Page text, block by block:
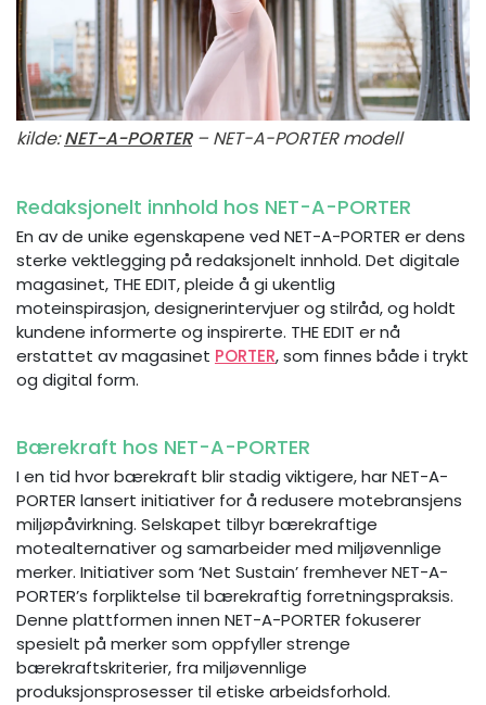
kilde:NET-A-PORTER– NET-A-PORTER modell
Redaksjonelt innhold hos NET-A-PORTER
En av de unike egenskapene ved NET-A-PORTER er dens
sterke vektlegging på redaksjonelt innhold. Det digitale
magasinet, THE EDIT, pleide å gi ukentlig
moteinspirasjon, designerintervjuer og stilråd, og holdt
kundene informerte og inspirerte. THE EDIT er nå
erstattet av magasinet PORTER, som finnes både i trykt
og digital form.
Bærekraft hos NET-A-PORTER
I en tid hvor bærekraft blir stadig viktigere, har NET-A-
PORTER lansert initiativer for å redusere motebransjens
miljøpåvirkning. Selskapet tilbyr bærekraftige
motealternativer og samarbeider med miljøvennlige
merker. Initiativer som ‘Net Sustain’ fremhever NET-A-
PORTER’s forpliktelse til bærekraftig forretningspraksis.
Denne plattformen innen NET-A-PORTER fokuserer
spesielt på merker som oppfyller strenge
bærekraftskriterier, fra miljøvennlige
produksjonsprosesser til etiske arbeidsforhold.